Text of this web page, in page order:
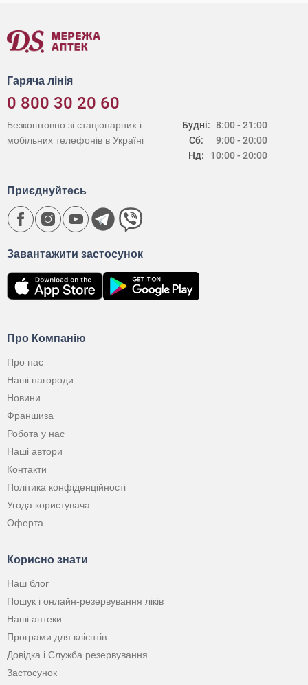
Гаряча лінія
0 800 30 20 60
Будні:
Сб:
Нд:
8:00 - 21:00
9:00 - 20:00
10:00 - 20:00
Безкоштовно зі стаціонарних і
мобільних телефонів в Україні
Про Компанію
Про нас
Наші нагороди
Новини
Франшиза
Робота у нас
Наші автори
Контакти
Політика конфіденційності
Угода користувача
Оферта
Корисно знати
Наш блог
Пошук і онлайн-резервування ліків
Наші аптеки
Програми для клієнтів
Довідка і Служба резервування
Застосунок
Завантажити застосунок
Приєднуйтесь